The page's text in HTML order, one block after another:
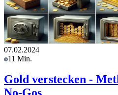
07.02.2024
11 Min.
Gold verstecken -